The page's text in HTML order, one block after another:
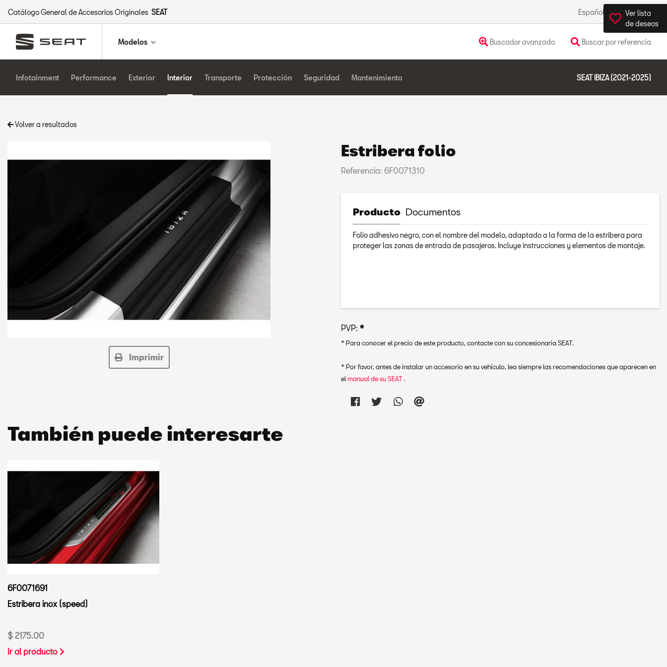
Catálogo General de Accesorios Originales SEAT Español México
Modelos Buscador avanzado Buscar por referencia
Ver lista
de deseos
Infotainment Performance Exterior Interior Transporte Protección Seguridad Mantenimiento SEAT IBIZA (2021-2025)
Volver a resultados
Imprimir
Estribera folio
Referencia: 6F0071310
Producto Documentos
Folio adhesivo negro, con el nombre del modelo, adaptado a la forma de la estribera para
proteger las zonas de entrada de pasajeros. Incluye instrucciones y elementos de montaje.
PVP: *
* Para conocer el precio de este producto, contacte con su concesionaria SEAT.
* Por favor, antes de instalar un accesorio en su vehículo, lea siempre las recomendaciones que aparecen en
elmanual de su SEAT.
También puede interesarte
6F0071691
Estribera inox (speed)
$ 2175.00
Ir al producto